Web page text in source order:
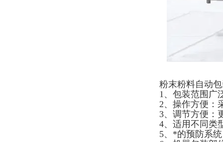
粉末粉料自动
1、包装范围广
2、操作方便：
3、调节方便：
4、适用不同类
5、*的预防系